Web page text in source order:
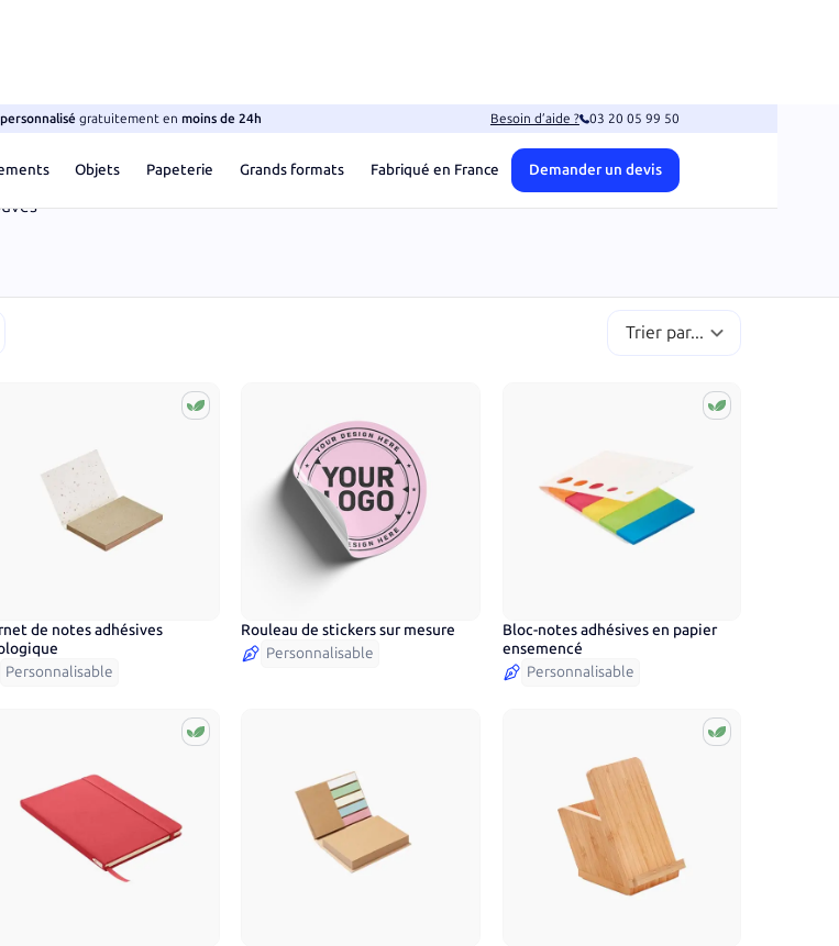
personnalisé gratuitement en moins de 24h Besoin d’aide ? 03 20 05 99 50
Objets Papeterie Grands formats Fabriqué en France Demander un devis
Trier par...
de notes adhésives
Personnalisable
Rouleau de stickers sur mesure
Personnalisable
Bloc-notes adhésives en papier
ensemencé
Personnalisable